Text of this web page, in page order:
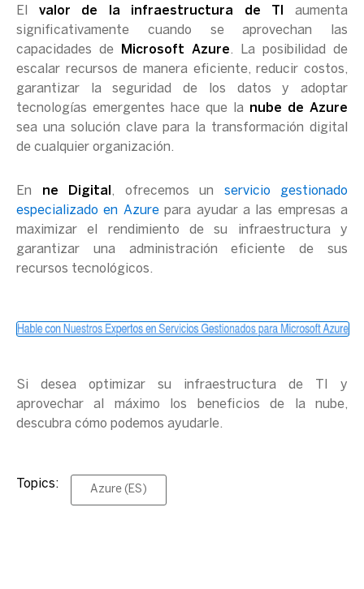
El valor de la infraestructura de TI
aumenta
significativamente cuando se aprovechan las
capacidades de
Microsoft Azure. La posibilidad de
escalar recursos de manera eficiente, reducir costos,
garantizar la seguridad de los datos y adoptar
tecnologías emergentes hace que la nube de Azure
sea una solución clave para la transformación digital
de cualquier organización.
En ne Digital , ofrecemos un servicio gestionado
especializado en Azurepara ayudar a las empresas a
maximizar el rendimiento de su infraestructura y
garantizar una administración eficiente de sus
recursos tecnológicos.
Si desea optimizar su infraestructura de TI y
aprovechar al máximo los beneficios de la nube,
descubra cómo podemos ayudarle.
Topics: Azure (ES)